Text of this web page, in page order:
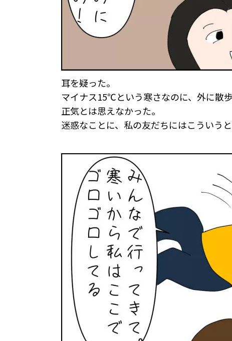
耳を疑った。
マイナス15℃という寒さなのに、外に散
正気とは思えなかった。
迷惑なことに、私の友だちにはこういう